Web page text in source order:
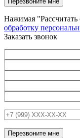
Нажимая "Рассчитать
обработку
Заказать звонок